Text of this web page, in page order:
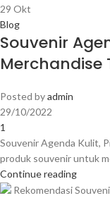
29 Okt
Blog
Souvenir
Merchandise
Posted byadmin
29/10/2022
1
Souvenir Agenda Kulit,
produk souvenir untuk
Continue reading